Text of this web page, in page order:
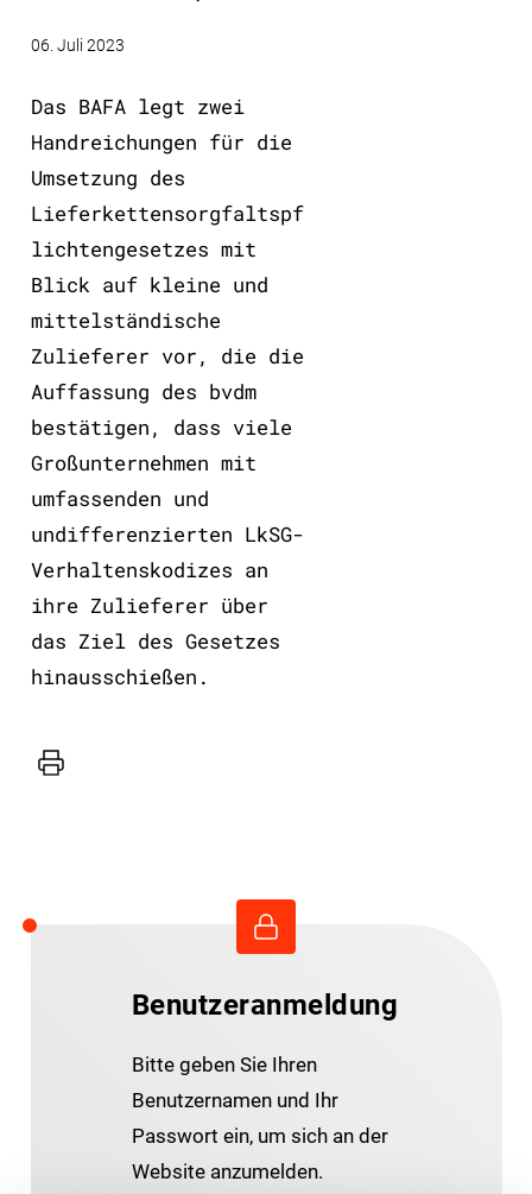
06. Juli 2023
Das BAFA legt zwei
Handreichungen für die
Umsetzung des
Lieferkettensorgfaltspf
lichtengesetzes mit
Blick auf kleine und
mittelständische
Zulieferer vor, die die
Auffassung des bvdm
bestätigen, dass viele
Großunternehmen mit
umfassenden und
undifferenzierten LkSG-
Verhaltenskodizes an
ihre Zulieferer über
das Ziel des Gesetzes
hinausschießen.
Drucker
Benutzeranmeldung
Bitte geben Sie Ihren
Benutzernamen und Ihr
Passwort ein, um sich an der
Website anzumelden.